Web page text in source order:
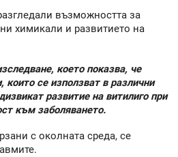
възможността за
химикали и развитието на
което показва, че
които се използват в различни
развитие на витилиго при
към заболяването.
с околната среда, се